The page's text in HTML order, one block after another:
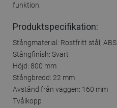
funktion.
Produktspecifikation:
Stångmaterial: Rostfritt stål, ABS
Stångfinish: Svart
Höjd: 800 mm
Stångbredd: 22 mm
Avstånd från väggen: 160 mm
Tvålkopp